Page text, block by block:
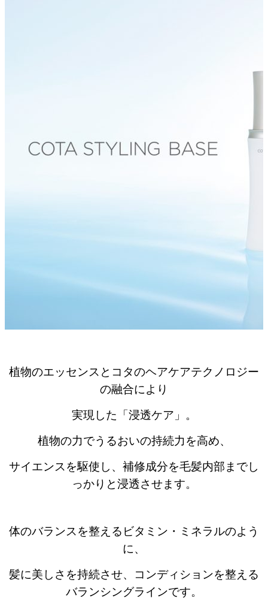
植物のエッセンスとコタのヘアケアテクノロジー
の融合により
実現した「浸透ケア」。
植物の力でうるおいの持続力を高め、
サイエンスを駆使し、補修成分を毛髪内部までし
っかりと浸透させます。
体のバランスを整えるビタミン・ミネラルのよう
に、
髪に美しさを持続させ、コンディションを整える
バランシングラインです。